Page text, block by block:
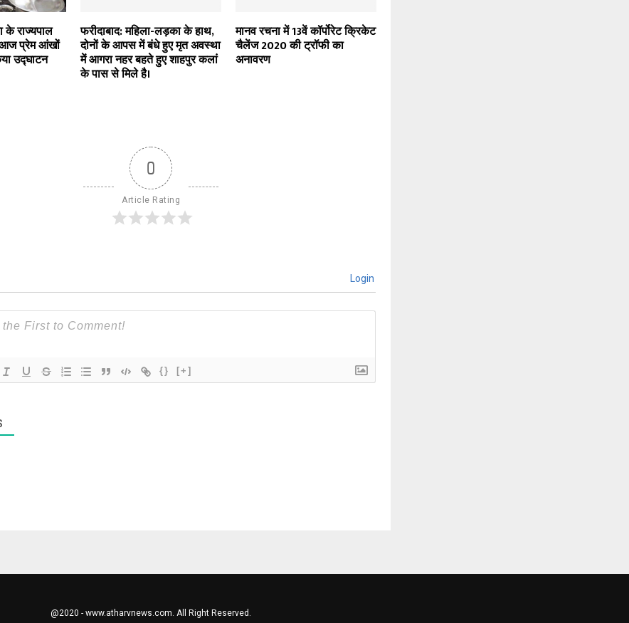
के राज्यपाल
आज प्रेम आंखों
उद्घाटन
फरीदाबाद: महिला-लड़का के हाथ,
दोनों के आपस में बंधे हुए मृत अवस्था
में आगरा नहर बहते हुए शाहपुर कलां
के पास से मिले है।
मानव रचना में 13वें कॉर्पोरेट क्रिकेट
चैलेंज 2020 की ट्रॉफी का
अनावरण
0
Article Rating
Login
{} [+]
@2020 - www.atharvnews.com. All Right Reserved.